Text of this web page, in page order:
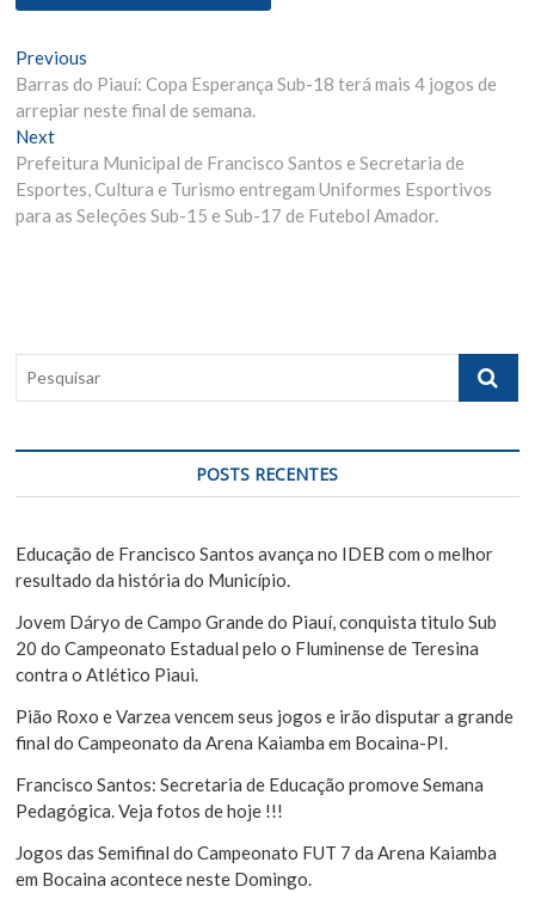
N
a
v
e
g
o
d
e
s
t
Previous
r
e
i
o
u
:
Barras do Piauí: Copa Esperança Sub-18 terá mais 4 jogos de
arrepiar neste final de semana.
Next
e
x
t
Prefeitura Municipal de Francisco Santos e Secretaria de
Esportes, Cultura e Turismo entregam Uniformes Esportivos
para as Seleções Sub-15 e Sub-17 de Futebol Amador.
q
i
a
POSTS RECENTES
Educação de Francisco Santos avança no IDEB com o melhor
resultado da história do Município.
Jovem Dáryo de Campo Grande do Piauí, conquista titulo Sub
20 do Campeonato Estadual pelo o Fluminense de Teresina
contra o Atlético Piaui.
Pião Roxo e Varzea vencem seus jogos e irão disputar a grande
final do Campeonato da Arena Kaiamba em Bocaina-PI.
Francisco Santos: Secretaria de Educação promove Semana
Pedagógica. Veja fotos de hoje !!!
Jogos das Semifinal do Campeonato FUT 7 da Arena Kaiamba
em Bocaina acontece neste Domingo.